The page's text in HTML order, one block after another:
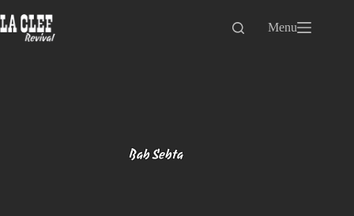
au
contenu
Menu
Bab Sebta